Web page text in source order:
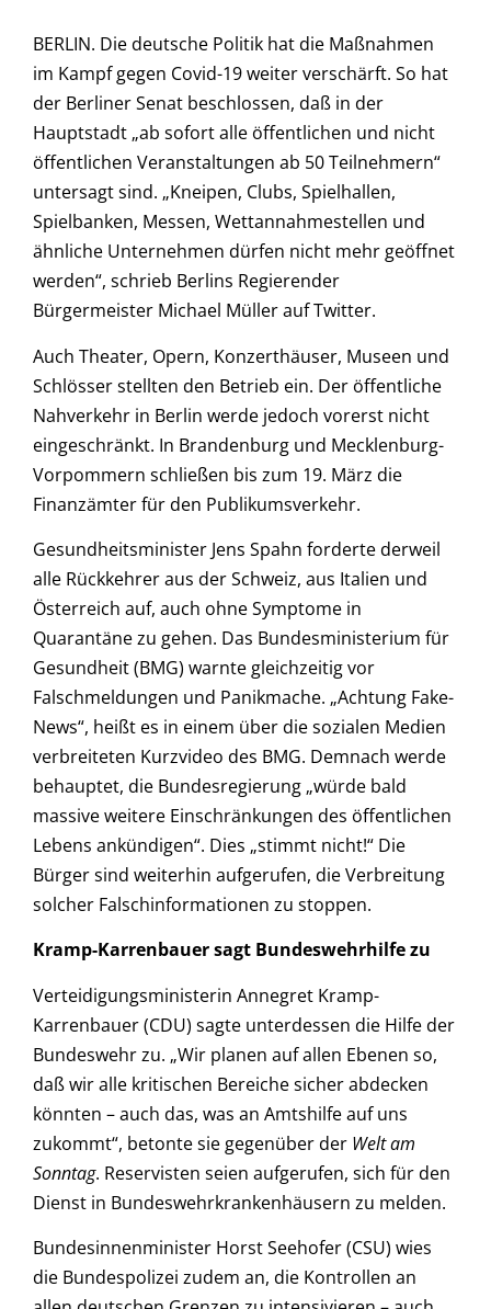
BERLIN. Die deutsche Politik hat die Maßnahmen
im Kampf gegen Covid-19 weiter verschärft. So hat
der Berliner Senat beschlossen, daß in der
Hauptstadt „ab sofort alle öffentlichen und nicht
öffentlichen Veranstaltungen ab 50 Teilnehmern“
untersagt sind. „Kneipen, Clubs, Spielhallen,
Spielbanken, Messen, Wettannahmestellen und
ähnliche Unternehmen dürfen nicht mehr geöffnet
werden“, schrieb Berlins Regierender
Bürgermeister Michael Müller auf Twitter.
Auch Theater, Opern, Konzerthäuser, Museen und
Schlösser stellten den Betrieb ein. Der öffentliche
Nahverkehr in Berlin werde jedoch vorerst nicht
eingeschränkt. In Brandenburg und Mecklenburg-
Vorpommern schließen bis zum 19. März die
Finanzämter für den Publikumsverkehr.
Gesundheitsminister Jens Spahn forderte derweil
alle Rückkehrer aus der Schweiz, aus Italien und
Österreich auf, auch ohne Symptome in
Quarantäne zu gehen. Das Bundesministerium für
Gesundheit (BMG) warnte gleichzeitig vor
Falschmeldungen und Panikmache. „Achtung Fake-
News“, heißt es in einem über die sozialen Medien
verbreiteten Kurzvideo des BMG. Demnach werde
behauptet, die Bundesregierung „würde bald
massive weitere Einschränkungen des öffentlichen
Lebens ankündigen“. Dies „stimmt nicht!“ Die
Bürger sind weiterhin aufgerufen, die Verbreitung
solcher Falschinformationen zu stoppen.
Kramp-Karrenbauer sagt Bundeswehrhilfe zu
Verteidigungsministerin Annegret Kramp-
Karrenbauer (CDU) sagte unterdessen die Hilfe der
Bundeswehr zu. „Wir planen auf allen Ebenen so,
daß wir alle kritischen Bereiche sicher abdecken
könnten – auch das, was an Amtshilfe auf uns
zukommt“, betonte sie gegenüber der Welt am
Sonntag. Reservisten seien aufgerufen, sich für den
Dienst in Bundeswehrkrankenhäusern zu melden.
Bundesinnenminister Horst Seehofer (CSU) wies
die Bundespolizei zudem an, die Kontrollen an